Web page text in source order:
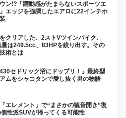
ン!?「躍動感がたまらないスポーツエ
エッジを強調したエアロに22インチホ
クリアした、2ストVツインバイク、
量は249.5cc、83HPを絞り出す。その
術とは
430セドリック沼にドップリ！」最終型
ムをシャコタンで愛し抜く男の物語
エレメント」で“まさかの観音開き”復
性派SUVが帰ってくる可能性